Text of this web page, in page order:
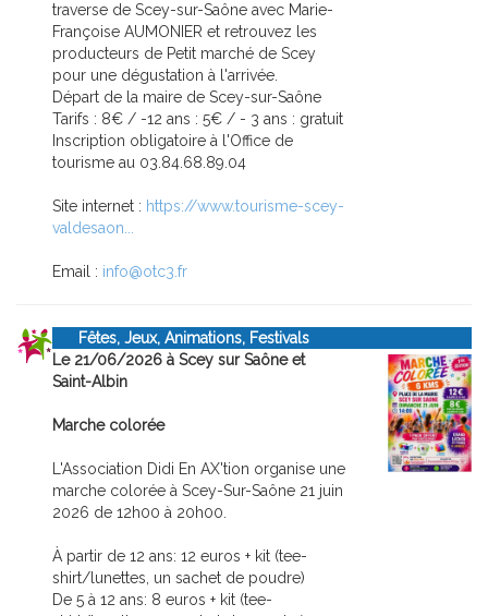
traverse de Scey-sur-Saône avec Marie-
Françoise AUMONIER et retrouvez les
producteurs de Petit marché de Scey
pour une dégustation à l'arrivée.
Départ de la maire de Scey-sur-Saône
Tarifs : 8€ / -12 ans : 5€ / - 3 ans : gratuit
Inscription obligatoire à l'Office de
tourisme au 03.84.68.89.04
Site internet : https://www.tourisme-scey-
valdesaon...
Email : info@otc3.fr
Fêtes, Jeux, Animations, Festivals
Le 21/06/2026 à Scey sur Saône et
Saint-Albin
Marche colorée
L'Association Didi En AX'tion organise une
marche colorée à Scey-Sur-Saône 21 juin
2026 de 12h00 à 20h00.
À partir de 12 ans: 12 euros + kit (tee-
shirt/lunettes, un sachet de poudre)
De 5 à 12 ans: 8 euros + kit (tee-